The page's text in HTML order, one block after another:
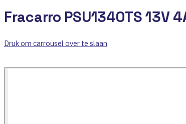
Fracarro PSU1340TS 13V
Druk om carrousel over te slaan